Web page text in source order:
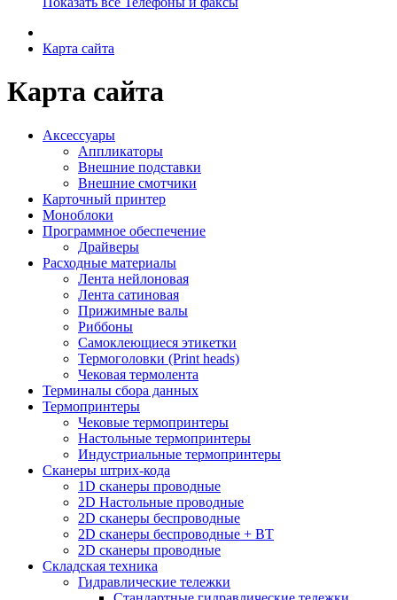
Карта сайта
Карта сайта
Аксессуары
Аппликаторы
Внешние подставки
Внешние смотчики
Карточный принтер
Моноблоки
Программное обеспечение
Драйверы
Расходные материалы
Лента нейлоновая
Лента сатиновая
Прижимные валы
Риббоны
Самоклеющиеся этикетки
Термоголовки (Print heads)
Чековая термолента
Терминалы сбора данных
Термопринтеры
Чековые термопринтеры
Настольные термопринтеры
Индустриальные термопринтеры
Сканеры штрих-кода
1D сканеры проводные
2D Настольные проводные
2D сканеры беспроводные
2D сканеры беспроводные + BT
2D сканеры проводные
Складская техника
Гидравлические тележки